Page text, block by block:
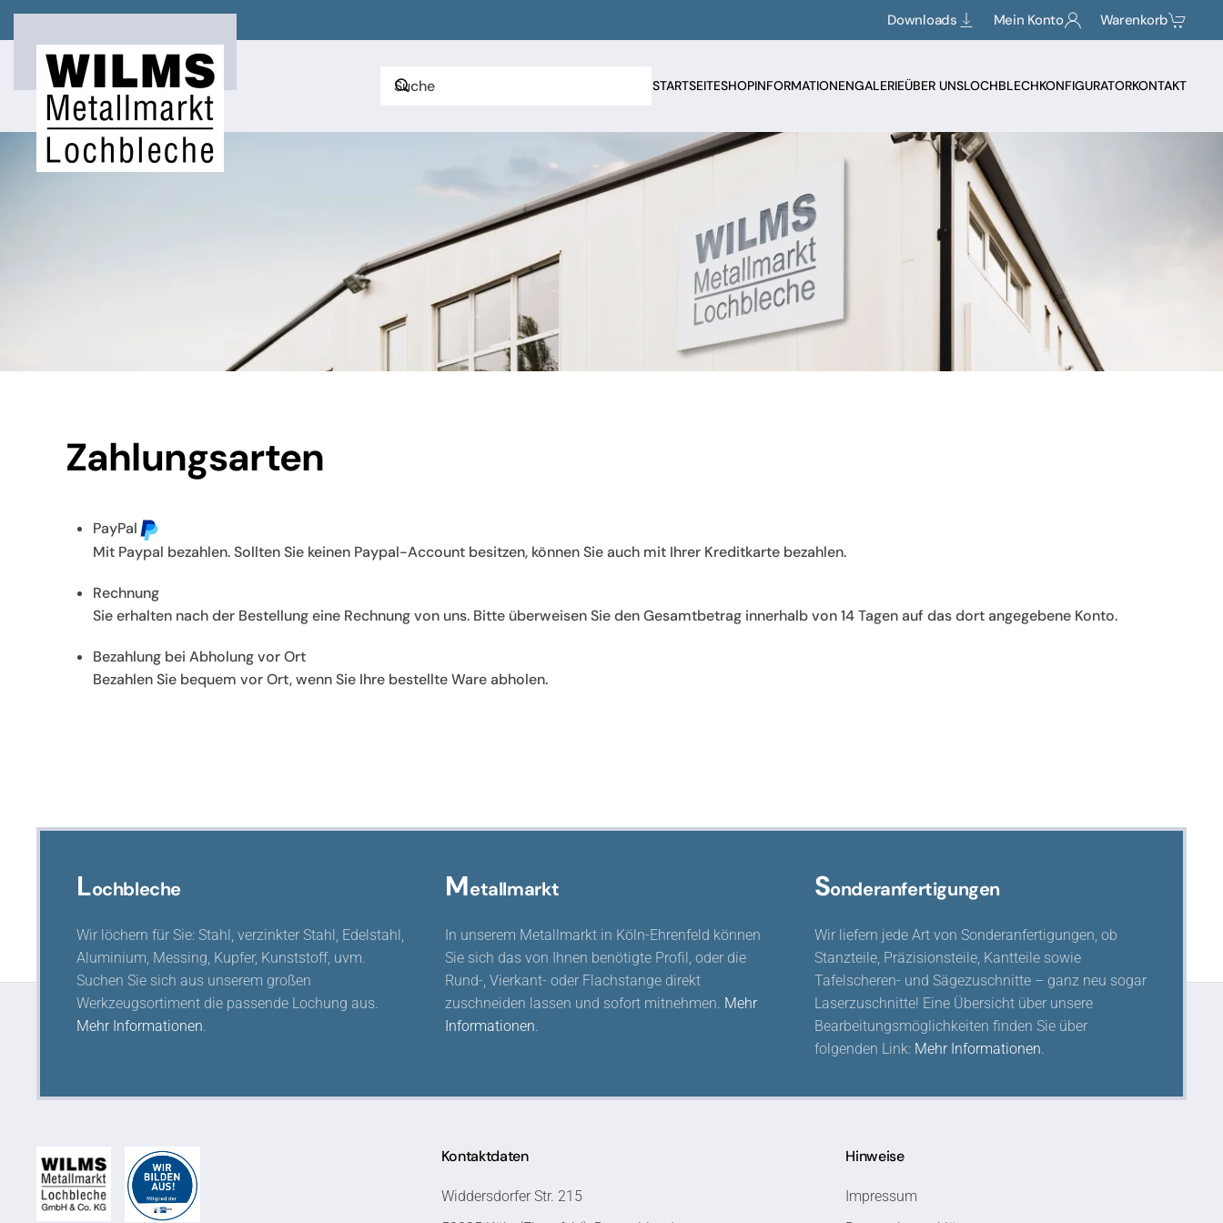
Zum Hauptinhalt springen
Downloads Mein Konto Warenkorb
STARTSEITESHOPINFORMATIONENGALERIEÜBER UNSLOCHBLECHKONFIGURATORKONTAKT
Zahlungsarten
PayPal
Mit Paypal bezahlen. Sollten Sie keinen Paypal-Account besitzen, können Sie auch mit Ihrer Kreditkarte bezahlen.
Rechnung
Sie erhalten nach der Bestellung eine Rechnung von uns. Bitte überweisen Sie den Gesamtbetrag innerhalb von 14 Tagen auf das dort angegebene Konto.
Bezahlung bei Abholung vor Ort
Bezahlen Sie bequem vor Ort, wenn Sie Ihre bestellte Ware abholen.
Lochbleche
Wir löchern für Sie: Stahl, verzinkter Stahl, Edelstahl,
Aluminium, Messing, Kupfer, Kunststoff, uvm.
Suchen Sie sich aus unserem großen
Werkzeugsortiment die passende Lochung aus.
Mehr Informationen
Metallmarkt
In unserem Metallmarkt in Köln-Ehrenfeld können
Sie sich das von Ihnen benötigte Profil, oder die
Rund-, Vierkant- oder Flachstange direkt
zuschneiden lassen und sofort mitnehmen. Mehr
Informationen
Sonderanfertigungen
Wir liefern jede Art von Sonderanfertigungen, ob
Stanzteile, Präzisionsteile, Kantteile sowie
Tafelscheren- und Sägezuschnitte – ganz neu sogar
Laserzuschnitte! Eine Übersicht über unsere
Bearbeitungsmöglichkeiten finden Sie über
folgenden Link: Mehr Informationen
Kontaktdaten
Widdersdorfer Str. 215
Hinweise
Impressum